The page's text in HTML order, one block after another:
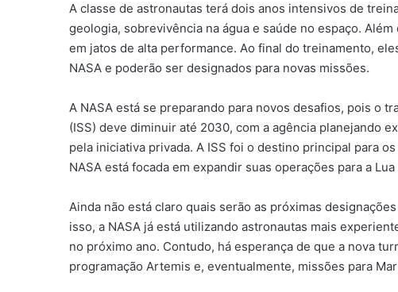
A classe de astronautas terá dois anos intensivos de
geologia, sobrevivência na água e saúde no espaço.
em jatos de alta performance. Ao final do treinamento,
NASA e poderão ser designados para novas missões.
A NASA está se preparando para novos desafios, pois o
(ISS) deve diminuir até 2030, com a agência planejando
pela iniciativa privada. A ISS foi o destino principal para
NASA está focada em expandir suas operações para a
Ainda não está claro quais serão as próximas
isso, a NASA já está utilizando astronautas mais
no próximo ano. Contudo, há esperança de que a nova
programação Artemis e, eventualmente, missões para